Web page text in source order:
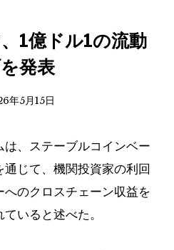
1億ドル1の流動
発表
年5月15日
、ステーブルコインベー
じて、機関投資家の利回
へのクロスチェーン収益を
いると述べた。